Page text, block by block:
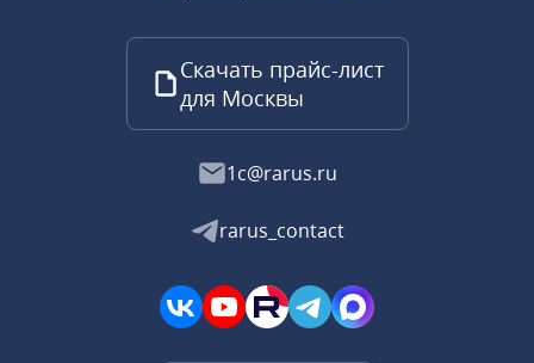
Скачать прайс-лист
для Москвы
1c@rarus.ru
rarus_contact